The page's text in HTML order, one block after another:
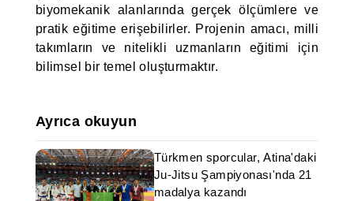
biyomekanik alanlarında gerçek ölçümlere ve
pratik eğitime erişebilirler. Projenin amacı, milli
takımların ve nitelikli uzmanların eğitimi için
bilimsel bir temel oluşturmaktır.
Ayrıca okuyun
Türkmen sporcular, Atina'daki
Ju-Jitsu Şampiyonası'nda 21
madalya kazandı